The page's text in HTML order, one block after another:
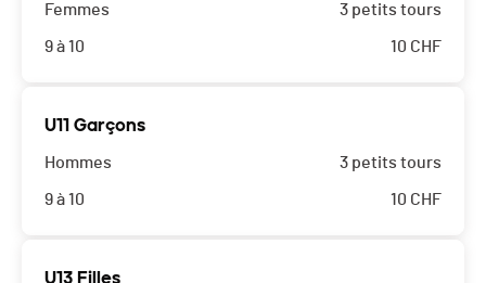
Femmes
9 à 10
3 petits tours
10 CHF
U11 Garçons
Hommes
9 à 10
3 petits tours
10 CHF
U13 Filles